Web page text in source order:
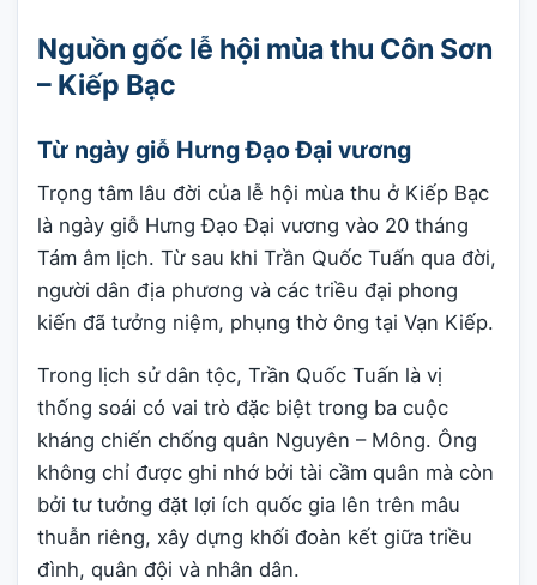
Nguồn gốc lễ hội mùa thu Côn Sơn
– Kiếp Bạc
Từ ngày giỗ Hưng Đạo Đại vương
Trọng tâm lâu đời của lễ hội mùa thu ở Kiếp Bạc
là ngày giỗ Hưng Đạo Đại vương vào 20 tháng
Tám âm lịch. Từ sau khi Trần Quốc Tuấn qua đời,
người dân địa phương và các triều đại phong
kiến đã tưởng niệm, phụng thờ ông tại Vạn Kiếp.
Trong lịch sử dân tộc, Trần Quốc Tuấn là vị
thống soái có vai trò đặc biệt trong ba cuộc
kháng chiến chống quân Nguyên – Mông. Ông
không chỉ được ghi nhớ bởi tài cầm quân mà còn
bởi tư tưởng đặt lợi ích quốc gia lên trên mâu
thuẫn riêng, xây dựng khối đoàn kết giữa triều
đình, quân đội và nhân dân.